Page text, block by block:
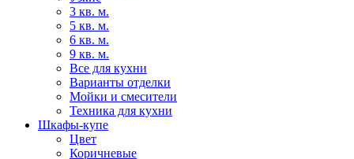
3 кв. м.
5 кв. м.
6 кв. м.
9 кв. м.
Все для кухни
Варианты отделки
Мойки и смесители
Техника для кухни
Шкафы-купе
Цвет
Коричневые